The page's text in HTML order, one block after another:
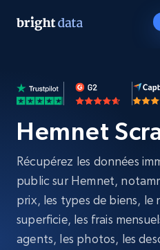
Hemnet
Récupérez les données
public sur Hemnet,
prix, les types de biens, le
superficie, les frais
agents, les photos, les